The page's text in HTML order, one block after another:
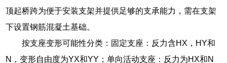
顶起桥跨为便于安装支架并提供足够的支承能力，需在支架
下设置钢筋混凝土基础。
按支座变形可能性分类：固定支座：反力含HX，HY和
N，变形自由度为YX和YY；单向活动支座：反力为HX和N